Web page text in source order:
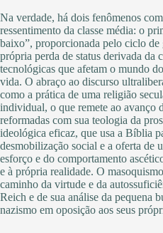
Na verdade, há dois fenômenos
ressentimento da classe média: o
baixo”, proporcionada pelo ciclo de
própria perda de status derivada da
tecnológicas que afetam o mundo
vida. O abraço ao discurso
como a prática de uma religião
individual, o que remete ao avanço
reformadas com sua teologia da
ideológica eficaz, que usa a Bíblia
desmobilização social e a oferta de
esforço e do comportamento
e à própria realidade. O
caminho da virtude e da
Reich e de sua análise da pequena
nazismo em oposição aos seus